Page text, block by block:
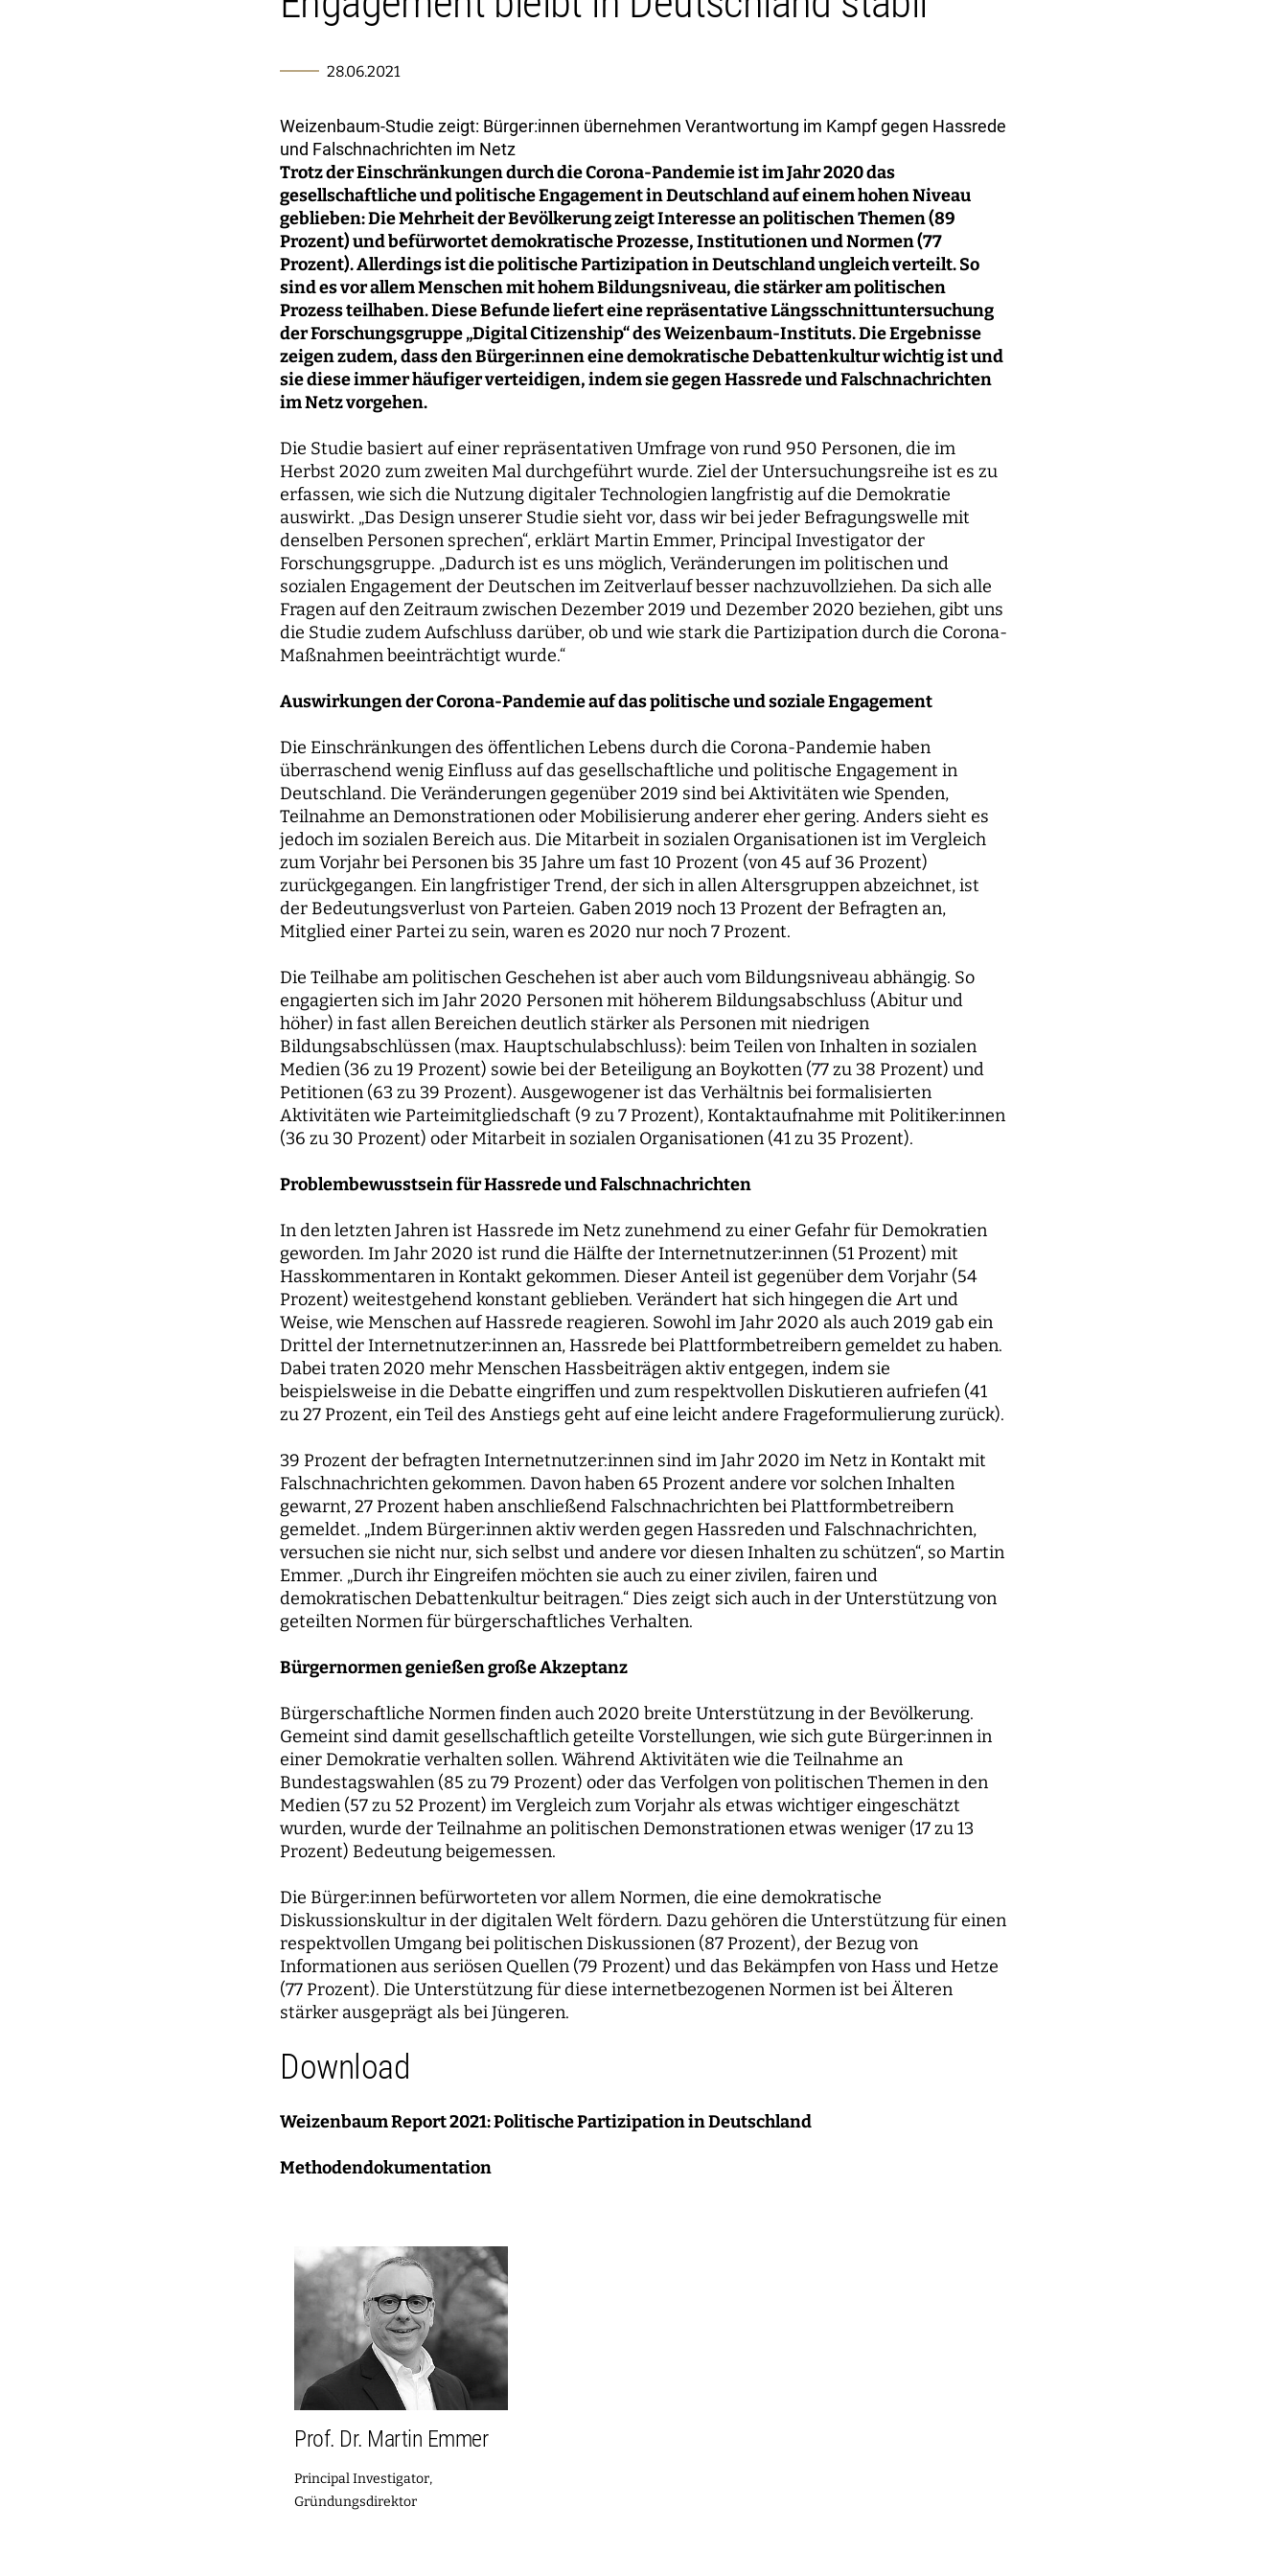
28.06.2021
Weizenbaum-Studie zeigt: Bürger:innen übernehmen Verantwortung im Kampf gegen Hassrede
und Falschnachrichten im Netz
Trotz der Einschränkungen durch die Corona-Pandemie ist im Jahr 2020 das
gesellschaftliche und politische Engagement in Deutschland auf einem hohen Niveau
geblieben: Die Mehrheit der Bevölkerung zeigt Interesse an politischen Themen (89
Prozent) und befürwortet demokratische Prozesse, Institutionen und Normen (77
Prozent). Allerdings ist die politische Partizipation in Deutschland ungleich verteilt. So
sind es vor allem Menschen mit hohem Bildungsniveau, die stärker am politischen
Prozess teilhaben. Diese Befunde liefert eine repräsentative Längsschnittuntersuchung
der Forschungsgruppe „Digital Citizenship“ des Weizenbaum-Instituts. Die Ergebnisse
zeigen zudem, dass den Bürger:innen eine demokratische Debattenkultur wichtig ist und
sie diese immer häufiger verteidigen, indem sie gegen Hassrede und Falschnachrichten
im Netz vorgehen.
Die Studie basiert auf einer repräsentativen Umfrage von rund 950 Personen, die im
Herbst 2020 zum zweiten Mal durchgeführt wurde. Ziel der Untersuchungsreihe ist es zu
erfassen, wie sich die Nutzung digitaler Technologien langfristig auf die Demokratie
auswirkt. „Das Design unserer Studie sieht vor, dass wir bei jeder Befragungswelle mit
denselben Personen sprechen“, erklärt Martin Emmer, Principal Investigator der
Forschungsgruppe. „Dadurch ist es uns möglich, Veränderungen im politischen und
sozialen Engagement der Deutschen im Zeitverlauf besser nachzuvollziehen. Da sich alle
Fragen auf den Zeitraum zwischen Dezember 2019 und Dezember 2020 beziehen, gibt uns
die Studie zudem Aufschluss darüber, ob und wie stark die Partizipation durch die Corona-
Maßnahmen beeinträchtigt wurde.“
Auswirkungen der Corona-Pandemie auf das politische und soziale Engagement
Die Einschränkungen des öffentlichen Lebens durch die Corona-Pandemie haben
überraschend wenig Einfluss auf das gesellschaftliche und politische Engagement in
Deutschland. Die Veränderungen gegenüber 2019 sind bei Aktivitäten wie Spenden,
Teilnahme an Demonstrationen oder Mobilisierung anderer eher gering. Anders sieht es
jedoch im sozialen Bereich aus. Die Mitarbeit in sozialen Organisationen ist im Vergleich
zum Vorjahr bei Personen bis 35 Jahre um fast 10 Prozent (von 45 auf 36 Prozent)
zurückgegangen. Ein langfristiger Trend, der sich in allen Altersgruppen abzeichnet, ist
der Bedeutungsverlust von Parteien. Gaben 2019 noch 13 Prozent der Befragten an,
Mitglied einer Partei zu sein, waren es 2020 nur noch 7 Prozent.
Die Teilhabe am politischen Geschehen ist aber auch vom Bildungsniveau abhängig. So
engagierten sich im Jahr 2020 Personen mit höherem Bildungsabschluss (Abitur und
höher) in fast allen Bereichen deutlich stärker als Personen mit niedrigen
Bildungsabschlüssen (max. Hauptschulabschluss): beim Teilen von Inhalten in sozialen
Medien (36 zu 19 Prozent) sowie bei der Beteiligung an Boykotten (77 zu 38 Prozent) und
Petitionen (63 zu 39 Prozent). Ausgewogener ist das Verhältnis bei formalisierten
Aktivitäten wie Parteimitgliedschaft (9 zu 7 Prozent), Kontaktaufnahme mit Politiker:innen
(36 zu 30 Prozent) oder Mitarbeit in sozialen Organisationen (41 zu 35 Prozent).
Problembewusstsein für Hassrede und Falschnachrichten
In den letzten Jahren ist Hassrede im Netz zunehmend zu einer Gefahr für Demokratien
geworden. Im Jahr 2020 ist rund die Hälfte der Internetnutzer:innen (51 Prozent) mit
Hasskommentaren in Kontakt gekommen. Dieser Anteil ist gegenüber dem Vorjahr (54
Prozent) weitestgehend konstant geblieben. Verändert hat sich hingegen die Art und
Weise, wie Menschen auf Hassrede reagieren. Sowohl im Jahr 2020 als auch 2019 gab ein
Drittel der Internetnutzer:innen an, Hassrede bei Plattformbetreibern gemeldet zu haben.
Dabei traten 2020 mehr Menschen Hassbeiträgen aktiv entgegen, indem sie
beispielsweise in die Debatte eingriffen und zum respektvollen Diskutieren aufriefen (41
zu 27 Prozent, ein Teil des Anstiegs geht auf eine leicht andere Frageformulierung zurück).
39 Prozent der befragten Internetnutzer:innen sind im Jahr 2020 im Netz in Kontakt mit
Falschnachrichten gekommen. Davon haben 65 Prozent andere vor solchen Inhalten
gewarnt, 27 Prozent haben anschließend Falschnachrichten bei Plattformbetreibern
gemeldet. „Indem Bürger:innen aktiv werden gegen Hassreden und Falschnachrichten,
versuchen sie nicht nur, sich selbst und andere vor diesen Inhalten zu schützen“, so Martin
Emmer. „Durch ihr Eingreifen möchten sie auch zu einer zivilen, fairen und
demokratischen Debattenkultur beitragen.“ Dies zeigt sich auch in der Unterstützung von
geteilten Normen für bürgerschaftliches Verhalten.
Bürgernormen genießen große Akzeptanz
Bürgerschaftliche Normen finden auch 2020 breite Unterstützung in der Bevölkerung.
Gemeint sind damit gesellschaftlich geteilte Vorstellungen, wie sich gute Bürger:innen in
einer Demokratie verhalten sollen. Während Aktivitäten wie die Teilnahme an
Bundestagswahlen (85 zu 79 Prozent) oder das Verfolgen von politischen Themen in den
Medien (57 zu 52 Prozent) im Vergleich zum Vorjahr als etwas wichtiger eingeschätzt
wurden, wurde der Teilnahme an politischen Demonstrationen etwas weniger (17 zu 13
Prozent) Bedeutung beigemessen.
Die Bürger:innen befürworteten vor allem Normen, die eine demokratische
Diskussionskultur in der digitalen Welt fördern. Dazu gehören die Unterstützung für einen
respektvollen Umgang bei politischen Diskussionen (87 Prozent), der Bezug von
Informationen aus seriösen Quellen (79 Prozent) und das Bekämpfen von Hass und Hetze
(77 Prozent). Die Unterstützung für diese internetbezogenen Normen ist bei Älteren
stärker ausgeprägt als bei Jüngeren.
Download
Weizenbaum Report 2021: Politische Partizipation in Deutschland
Methodendokumentation
Prof. Dr. Martin Emmer
Principal Investigator,
Gründungsdirektor